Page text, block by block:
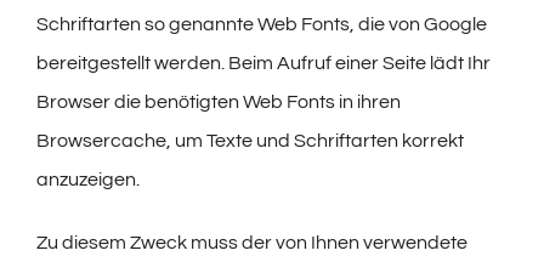
Schriftarten so genannte Web Fonts, die von Google
bereitgestellt werden. Beim Aufruf einer Seite lädt Ihr
Browser die benötigten Web Fonts in ihren
Browsercache, um Texte und Schriftarten korrekt
anzuzeigen.
Zu diesem Zweck muss der von Ihnen verwendete